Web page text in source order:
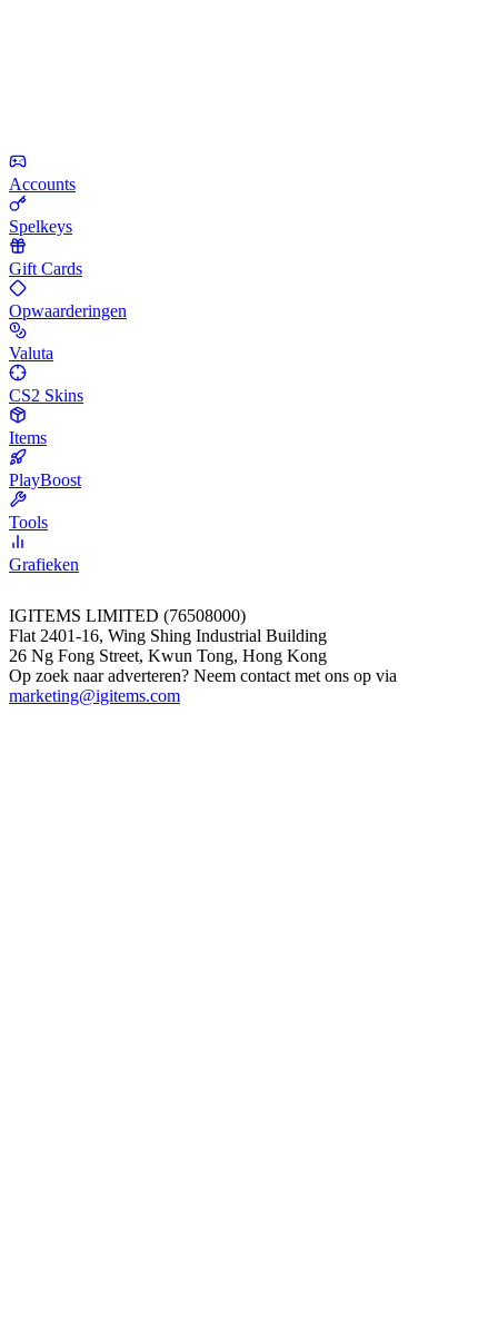
Accounts
Spelkeys
Gift Cards
Opwaarderingen
Valuta
CS2 Skins
Items
PlayBoost
Tools
Grafieken
IGITEMS LIMITED (76508000)
Flat 2401-16, Wing Shing Industrial Building
26 Ng Fong Street, Kwun Tong, Hong Kong
Op zoek naar adverteren? Neem contact met ons op via
marketing@igitems.com